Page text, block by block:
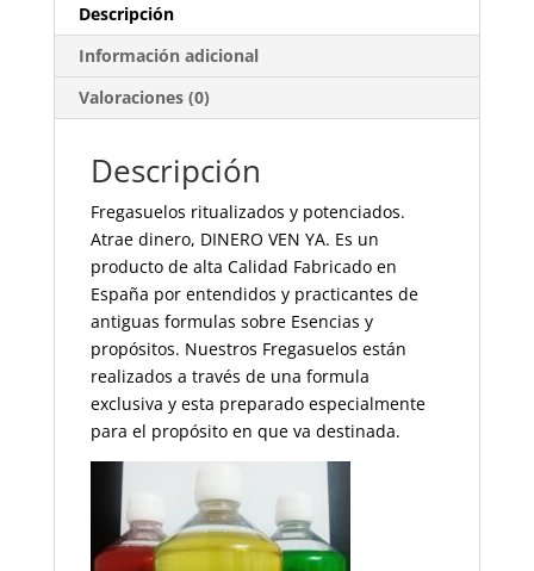
Descripción
Información adicional
Valoraciones (0)
Descripción
Fregasuelos ritualizados y potenciados.
Atrae dinero, DINERO VEN YA. Es un
producto de alta Calidad Fabricado en
España por entendidos y practicantes de
antiguas formulas sobre Esencias y
propósitos. Nuestros Fregasuelos están
realizados a través de una formula
exclusiva y esta preparado especialmente
para el propósito en que va destinada.